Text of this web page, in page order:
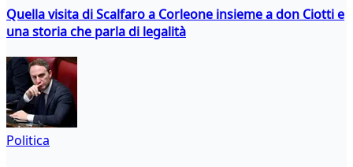
Quella visita di Scalfaro a Corleone insieme a don Ciotti e
una storia che parla di legalità
Politica